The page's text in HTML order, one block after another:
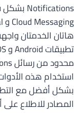
هاتان الخدمتان
استخدام هذه
بشكل أفضل مع
المصادر للاطلاع